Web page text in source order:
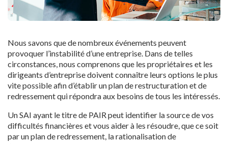
Nous savons que de nombreux événements peuvent
provoquer l’instabilité d’une entreprise. Dans de telles
circonstances, nous comprenons que les propriétaires et les
dirigeants d’entreprise doivent connaître leurs options le plus
vite possible afin d’établir un plan de restructuration et de
redressement qui répondra aux besoins de tous les intéressés.
Un SAI ayant le titre de PAIR peut identifier la source de vos
difficultés financières et vous aider à les résoudre, que ce soit
par un plan de redressement, la rationalisation de